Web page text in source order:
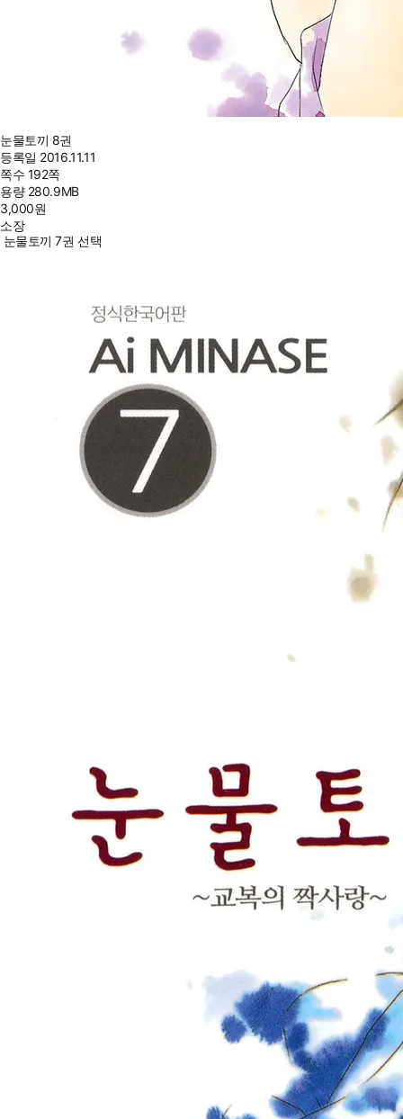
눈물토끼 8권
등록일 2016.11.11
쪽수 192쪽
용량 280.9MB
3,000원
소장
눈물토끼 7권 선택